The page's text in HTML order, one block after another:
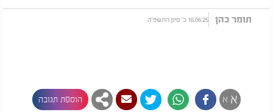
תומר כהן 16.06.25 כ' סיון התשפ"ה
א א הוספת תגובה